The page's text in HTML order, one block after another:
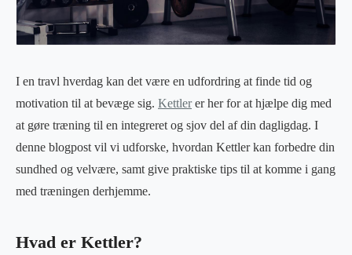
I en travl hverdag kan det være en udfordring at finde tid og
motivation til at bevæge sig. Kettlerer her for at hjælpe dig med
at gøre træning til en integreret og sjov del af din dagligdag. I
denne blogpost vil vi udforske, hvordan Kettler kan forbedre din
sundhed og velvære, samt give praktiske tips til at komme i gang
med træningen derhjemme.
Hvad er Kettler?